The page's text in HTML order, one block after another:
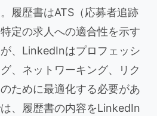
履歴書はATS（応募者追跡
定の求人への適合性を示す
、LinkedInはプロフェッシ
、ネットワーキング、リク
ために最適化する必要があ
、履歴書の内容をLinkedIn